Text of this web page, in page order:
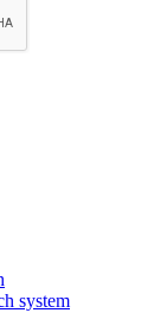
system